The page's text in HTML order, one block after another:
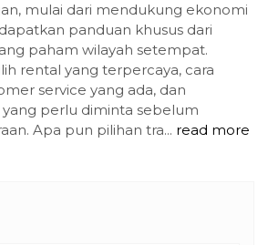
mulai dari mendukung ekonomi
panduan khusus dari
paham wilayah setempat.
rental yang terpercaya, cara
service yang ada, dan
perlu diminta sebelum
Apa pun pilihan tra... read more